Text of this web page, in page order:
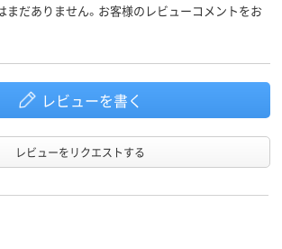
まだありません。お客様のレビューコメントをお
レビューを書く
レビューをリクエストする